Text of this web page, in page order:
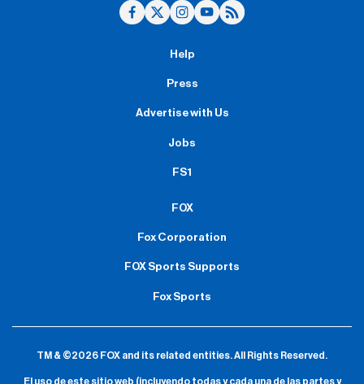
Help
Press
Advertise with Us
Jobs
FS1
FOX
Fox Corporation
FOX Sports Supports
Fox Sports
TM & ©2026 FOX and its related entities.All Rights Reserved.
El uso de este sitio web (incluyendo todas y cada una de las partes y